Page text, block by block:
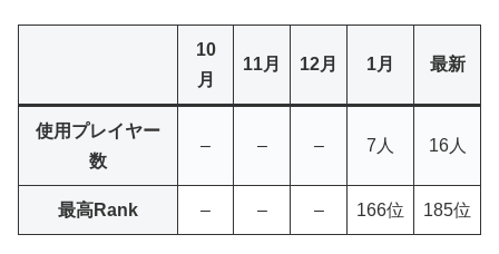
10
月
11月 12月 1月 最新
使用プレイヤー
数
– – – 7人 16人
最高Rank – – – 166位 185位